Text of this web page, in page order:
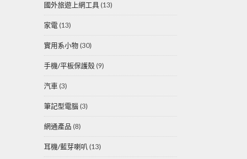
國外旅遊上網工具(13)
家電 (13)
實用系小物(30)
手機/平板保護殼(9)
汽車 (3)
筆記型電腦(3)
網通產品 (8)
耳機/藍芽喇叭 (13)